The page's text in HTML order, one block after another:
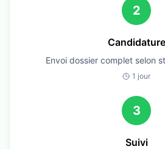
2
Candidature
Envoi dossier complet selon
1 jour
3
Suivi